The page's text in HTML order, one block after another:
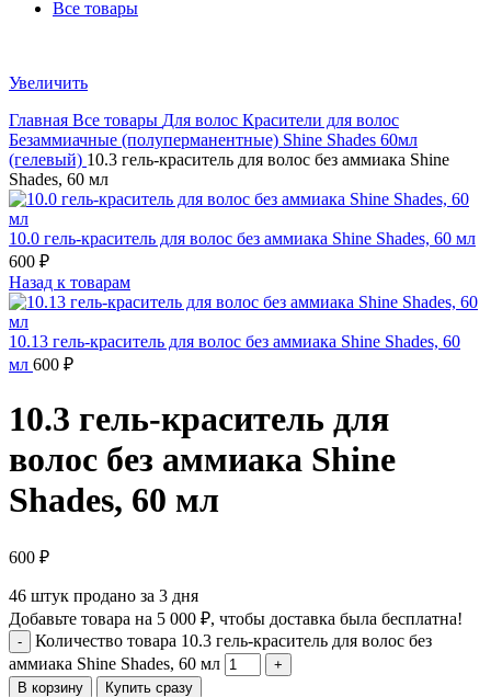
Все товары
Увеличить
Главная Все товары Для волос Красители для волос
Безаммиачные (полуперманентные) Shine Shades 60мл
(гелевый) 10.3 гель-краситель для волос без аммиака Shine
Shades, 60 мл
10.0 гель-краситель для волос без аммиака Shine Shades, 60 мл
600 ₽
Назад к товарам
10.13 гель-краситель для волос без аммиака Shine Shades, 60
мл 600 ₽
10.3 гель-краситель для
волос без аммиака Shine
Shades, 60 мл
600 ₽
46 штук продано за 3 дня
Добавьте товара на 5 000 ₽, чтобы доставка была бесплатна!
Количество товара 10.3 гель-краситель для волос без
аммиака Shine Shades, 60 мл
В корзину Купить сразу